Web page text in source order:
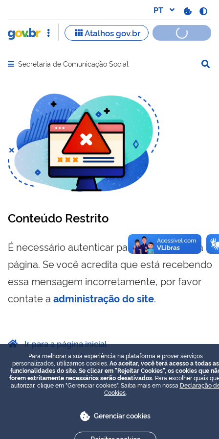
Abrir menu principal de navegação
Secretaria de Comunicação Social
Conteúdo Restrito
É necessário autenticar para visualizar essa
página. Se você acredita que está recebendo
essa mensagem incorretamente, por favor
contate a administração do site.
Ir para a página inicial
Para melhorar a sua experiência na plataforma e prover serviços
personalizados, utilizamos cookies. Ao aceitar, você terá acesso a todas as
funcionalidades do site. Se clicar em "Rejeitar Cookies", os cookies que
forem estritamente necessários serão desativados. Para escolher quais
autorizar, clique em "Gerenciar cookies". Saiba mais em nossa Declaração
Cookies
Gerenciar cookies